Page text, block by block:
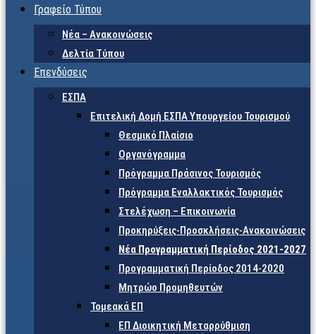
Γραφείο Τύπου
Νέα – Ανακοινώσεις
Δελτία Τύπου
Επενδύσεις
ΕΣΠΑ
Επιτελική Δομή ΕΣΠΑ Υπουργείου Τουρισμού
Θεσμικό Πλαίσιο
Οργανόγραμμα
Πρόγραμμα Πράσινος Τουρισμός
Πρόγραμμα Εναλλακτικός Τουρισμός
Στελέχωση – Επικοινωνία
Προκηρύξεις-Προσκλήσεις-Ανακοινώσεις
Νέα Προγραμματική Περίοδος 2021-2027
Προγραμματική Περίοδος 2014-2020
Μητρώο Προμηθευτών
Τομεακά ΕΠ
ΕΠ Διοικητική Μεταρρύθμιση